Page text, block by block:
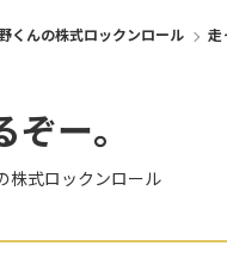
くんの株式ロックンロール 走
ー。
株式ロックンロール